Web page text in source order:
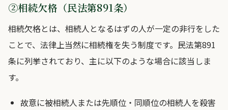
②相続欠格（民法第891条）
相続欠格とは、相続人となるはずの人が一定の非行をした
ことで、法律上当然に相続権を失う制度です。民法第891
条に列挙されており、主に以下のような場合に該当しま
す。
故意に被相続人または先順位・同順位の相続人を殺害